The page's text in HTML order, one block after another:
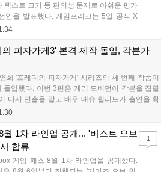
텍스트 크기 등 편의성 문제로 아쉬운 평가
안을 발표했다. 게임프리크는 5일 공식 X
메라 조정, 텍스트 확대, 스토리 템포 개
용해 지속적인 업데이트를 약속한 이번 조
시킬 수 있을지 주목된다....
피자가게3' 본격 제작 돌입, 각본가
화 '프레디의 피자가게' 시리즈의 세 번째 작품이
돌입했다. 이번 3편은 게리 도버먼이 각본을 집필
다시 연출을 맡고 배우 매슈 릴러드가 출연을 확
우스와 유니버설 픽처스가 담당한다. 다만 조시
작진의 공식 발표를 통해 세부 사항이 공개될 예
1차 라인업 공개... '비스트 오브
합류
게임 패스 8월 1차 라인업을 공개했다.
1